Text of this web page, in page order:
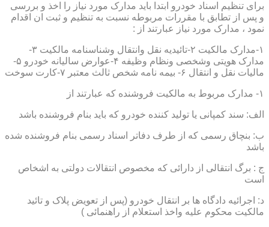
برای تنظیم اسناد خودرو ابتدا باید مدارک مورد نیاز را اخذ و بررسی
و پس از تطابق با مقررات مربوطه نسبت به تنظیم و ثبت ان اقدام
نمود ، مدارک مورد نیاز عبارتند از :
۱-مدارک مالکیت ۲-تائیدیه نقل وانتقال وشناسنامه مالکیت ۳-
مدارک هویتی وشخصی ونظام وظیفه ۴-عوارض سالیانه خودرو ۵-
مالیات نقل و انتقال ۶- بیمه نامه شخص ثالث معتبر ۷-کارت سوخت
۱- مدارک مربوط به مالکیت فروشنده که عبارتند از
الف: سند کمپانی یا تولید کننده خودرو که باید بنام فروشنده باشد
ب: بنچاق رسمی که از طرف دفاتر اسناد رسمی بنام فروشنده شده
باشد
ج : برگ انتقالی از دارائی که مخصوص انتقالات دولتی به اشخاص
است
د: اجرائیه دادگاه ها بر انتقال خودرو (پس از تعویض پلاک و تائید
مالکیت محکوم علیه واخذ استعلام از راهنمائی )